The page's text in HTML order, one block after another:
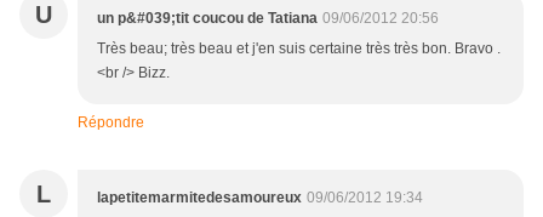
U un p&#039;tit coucou de Tatiana 09/06/2012 20:56
Très beau; très beau et j'en suis certaine très très bon. Bravo .
<br /> Bizz.
Répondre
L lapetitemarmitedesamoureux 09/06/2012 19:34